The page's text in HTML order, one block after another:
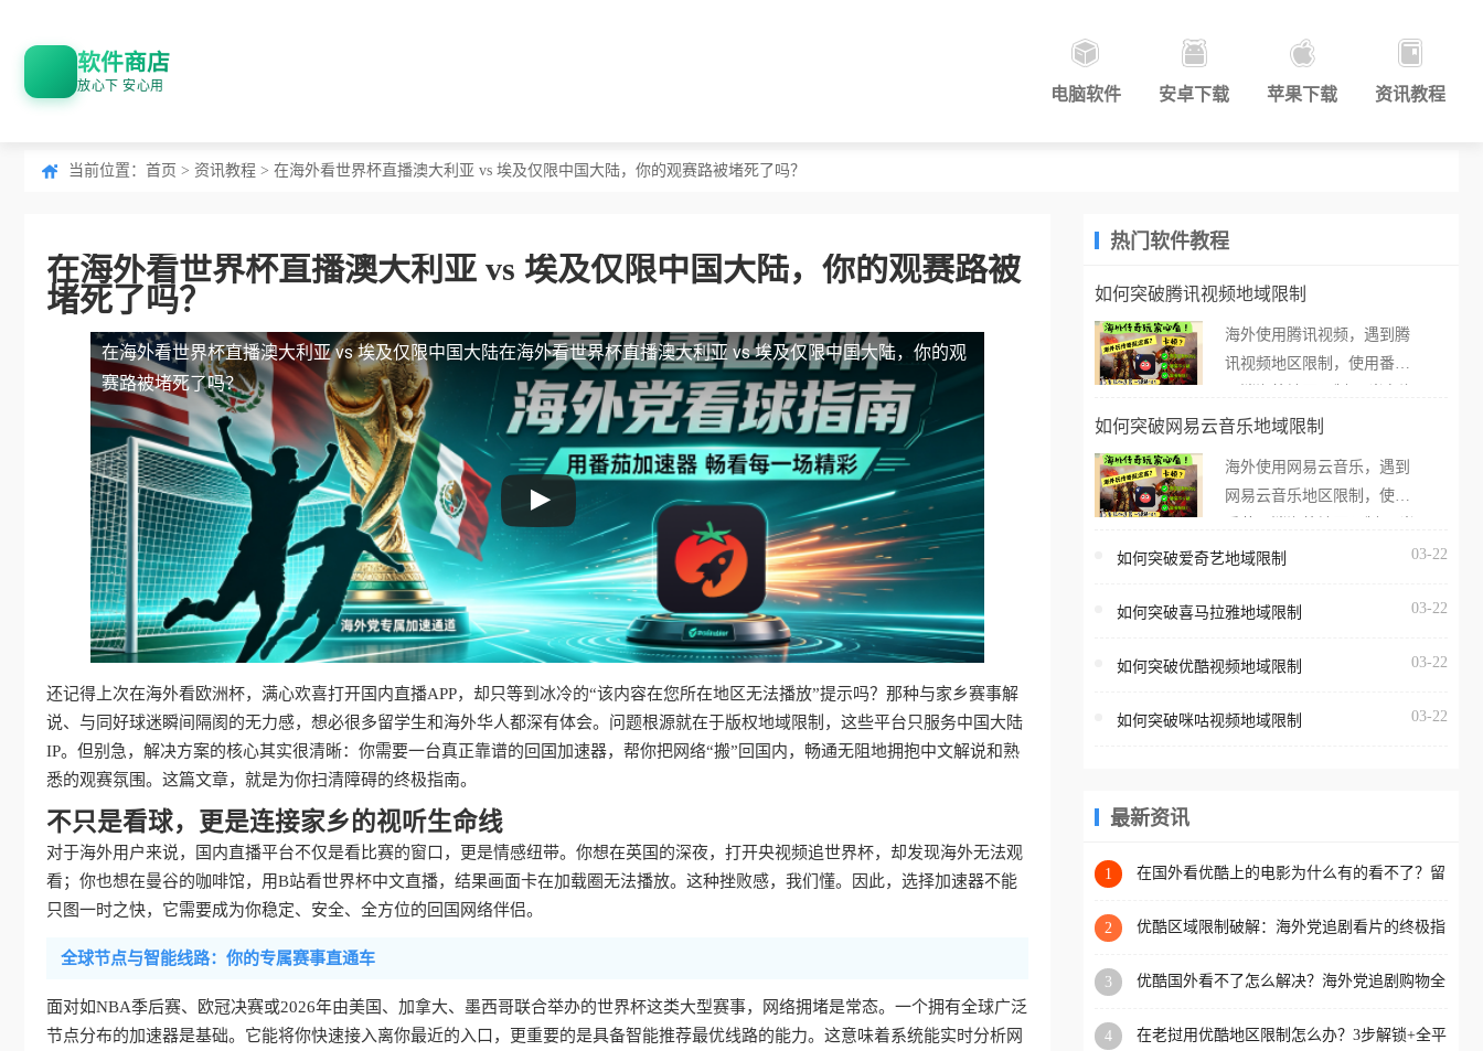
软件商店
放心下 安心用 电脑软件 安卓下载 苹果下载 资讯教程
当前位置： 首页 > 资讯教程 > 在海外看世界杯直播澳大利亚 vs 埃及仅限中国大陆，你的观赛路被堵死了吗？
在海外看世界杯直播澳大利亚 vs 埃及仅限中国大陆，你的观赛路被
堵死了吗？
在海外看世界杯直播澳大利亚 vs 埃及仅限中国大陆在海外看世界杯直播澳大利亚 vs 埃及仅限中国大陆，你的观
赛路被堵死了吗？
还记得上次在海外看欧洲杯，满心欢喜打开国内直播APP，却只等到冰冷的“该内容在您所在地区无法播放”提示吗？那种与家乡赛事解
说、与同好球迷瞬间隔阂的无力感，想必很多留学生和海外华人都深有体会。问题根源就在于版权地域限制，这些平台只服务中国大陆
IP。但别急，解决方案的核心其实很清晰：你需要一台真正靠谱的回国加速器，帮你把网络“搬”回国内，畅通无阻地拥抱中文解说和熟
悉的观赛氛围。这篇文章，就是为你扫清障碍的终极指南。
不只是看球，更是连接家乡的视听生命线
对于海外用户来说，国内直播平台不仅是看比赛的窗口，更是情感纽带。你想在英国的深夜，打开央视频追世界杯，却发现海外无法观
看；你也想在曼谷的咖啡馆，用B站看世界杯中文直播，结果画面卡在加载圈无法播放。这种挫败感，我们懂。因此，选择加速器不能
只图一时之快，它需要成为你稳定、安全、全方位的回国网络伴侣。
全球节点与智能线路：你的专属赛事直通车
面对如NBA季后赛、欧冠决赛或2026年由美国、加拿大、墨西哥联合举办的世界杯这类大型赛事，网络拥堵是常态。一个拥有全球广泛
节点分布的加速器是基础。它能将你快速接入离你最近的入口，更重要的是具备智能推荐最优线路的能力。这意味着系统能实时分析网
热门软件教程
如何突破腾讯视频地域限制
海外使用腾讯视频，遇到腾
讯视频地区限制，使用番茄
外打开腾讯视频，却突然弹
地区无法播放”的提示语。
海外用户如香港、澳门、台
亚、欧洲等国家和地区时，
台一样，出现地区及版权限
地区播放。 遇到这个问题的
区工作、留学、定居等，都
权限制所困扰。
如何突破网易云音乐地域限制
海外使用网易云音乐，遇到
网易云音乐地区限制，使用
在海外打开网易云音乐，却
所在的地区无法播放”的提示
门、台湾、美国、加拿大、
区时，网易云音乐也会像其
回国加速器，即可解决「海
版权限制」的问题，无论人
国、加拿大、澳大利亚、欧
学、定居等，都可以使用，
如何突破爱奇艺地域限制 03-22
如何突破喜马拉雅地域限制 03-22
如何突破优酷视频地域限制 03-22
如何突破咪咕视频地域限制 03-22
最新资讯
1
在国外看优酷上的电影为什么有的看不了？留
2
优酷区域限制破解：海外党追剧看片的终极指
3
优酷国外看不了怎么解决？海外党追剧购物全
4
在老挝用优酷地区限制怎么办？3步解锁+全平